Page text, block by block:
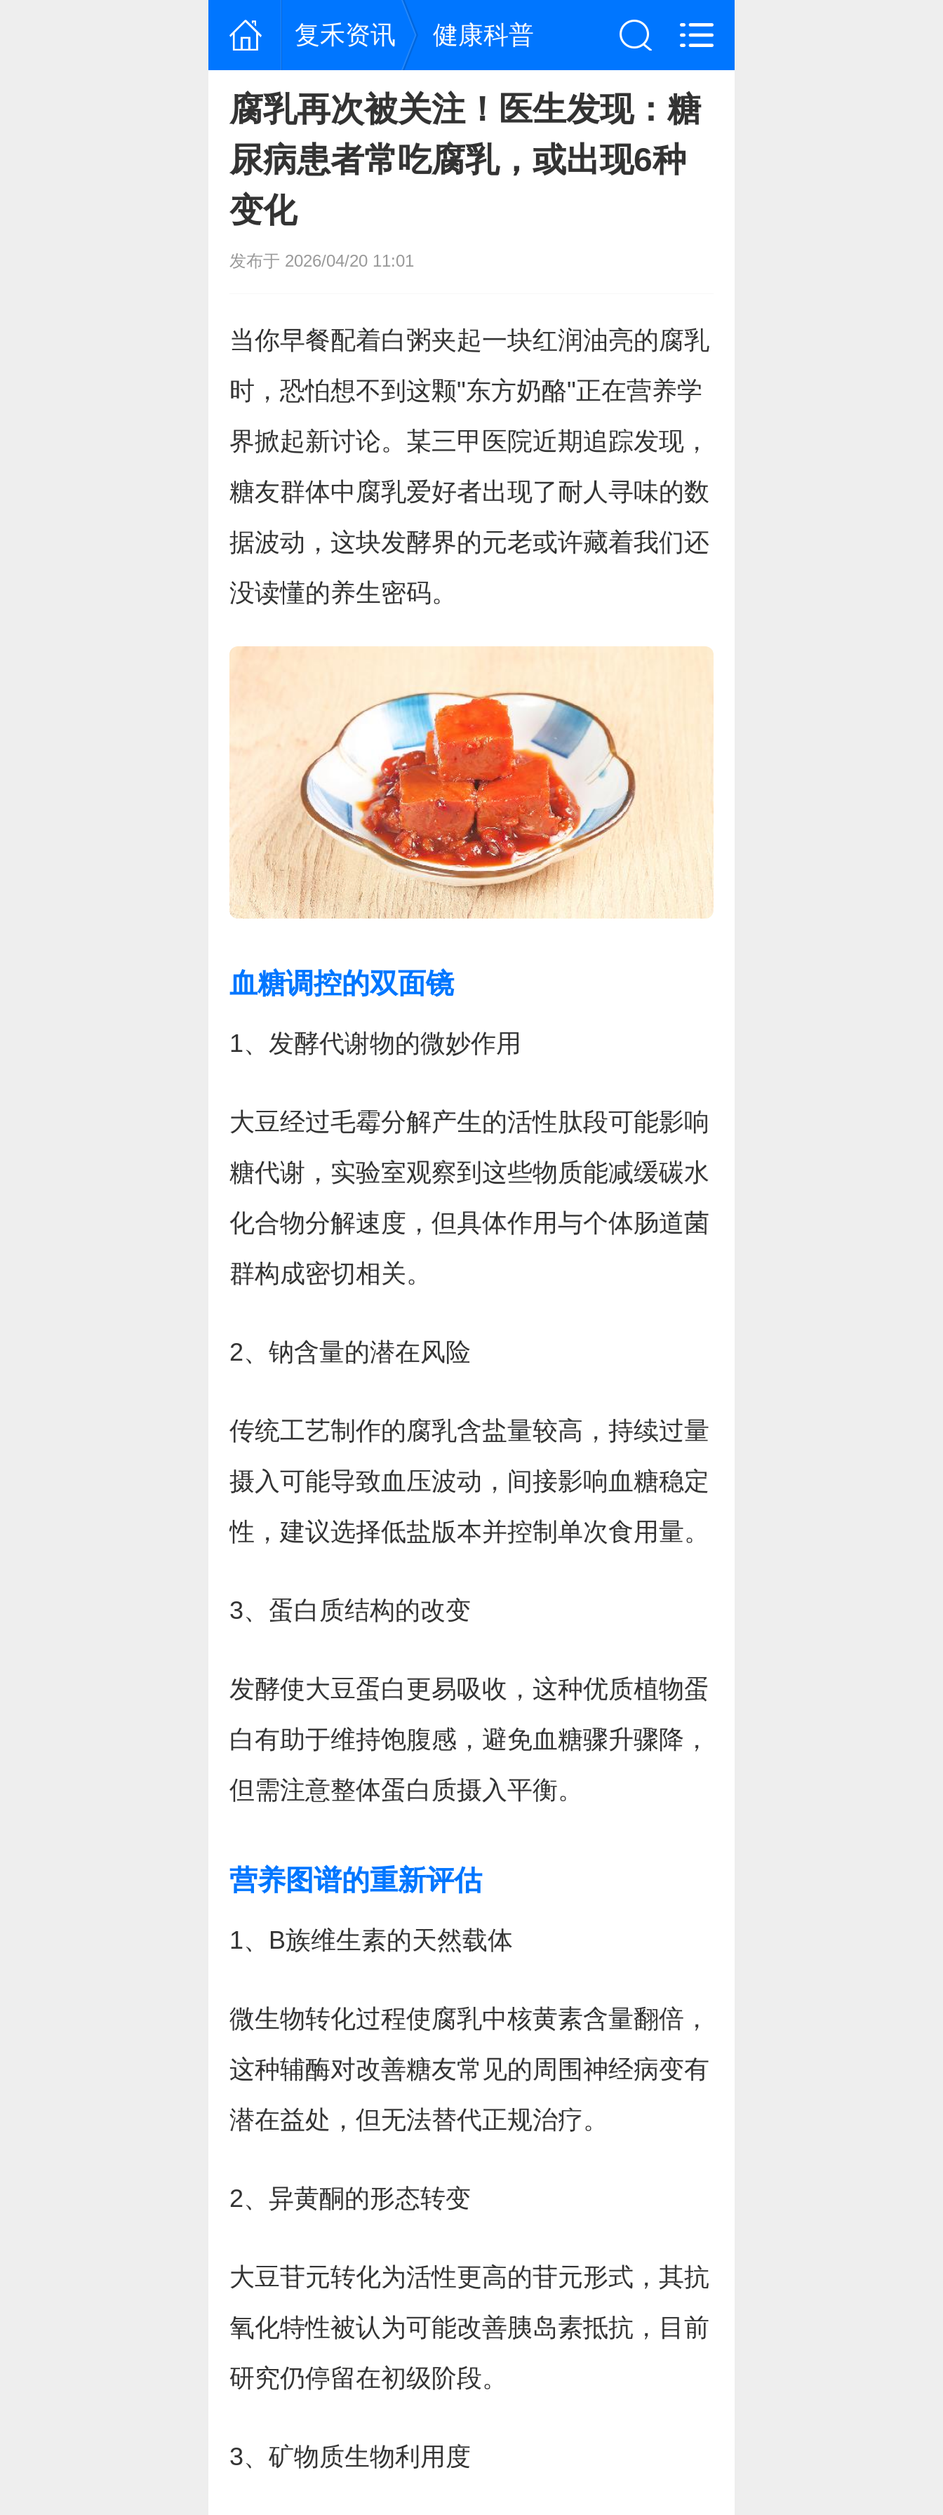
复禾资讯 健康科普
腐乳再次被关注！医生发现：糖
尿病患者常吃腐乳，或出现6种
变化
发布于 2026/04/20 11:01
当你早餐配着白粥夹起一块红润油亮的腐乳
时，恐怕想不到这颗"东方奶酪"正在营养学
界掀起新讨论。某三甲医院近期追踪发现，
糖友群体中腐乳爱好者出现了耐人寻味的数
据波动，这块发酵界的元老或许藏着我们还
没读懂的养生密码。
血糖调控的双面镜
1、发酵代谢物的微妙作用
大豆经过毛霉分解产生的活性肽段可能影响
糖代谢，实验室观察到这些物质能减缓碳水
化合物分解速度，但具体作用与个体肠道菌
群构成密切相关。
2、钠含量的潜在风险
传统工艺制作的腐乳含盐量较高，持续过量
摄入可能导致血压波动，间接影响血糖稳定
性，建议选择低盐版本并控制单次食用量。
3、蛋白质结构的改变
发酵使大豆蛋白更易吸收，这种优质植物蛋
白有助于维持饱腹感，避免血糖骤升骤降，
但需注意整体蛋白质摄入平衡。
营养图谱的重新评估
1、B族维生素的天然载体
微生物转化过程使腐乳中核黄素含量翻倍，
这种辅酶对改善糖友常见的周围神经病变有
潜在益处，但无法替代正规治疗。
2、异黄酮的形态转变
大豆苷元转化为活性更高的苷元形式，其抗
氧化特性被认为可能改善胰岛素抵抗，目前
研究仍停留在初级阶段。
3、矿物质生物利用度